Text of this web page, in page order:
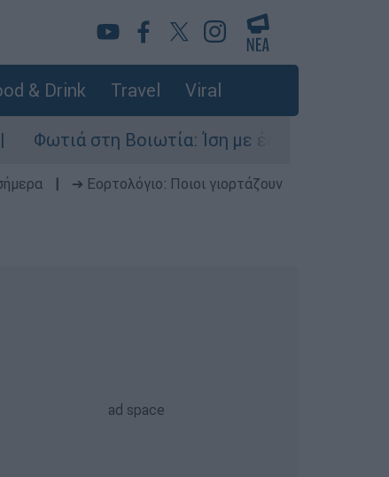
& Drink Travel Viral
Βοιωτία: Ίση με έξι ατομικές βόμβες
➔ Εορτολόγιο: Ποιοι γιορτάζουν